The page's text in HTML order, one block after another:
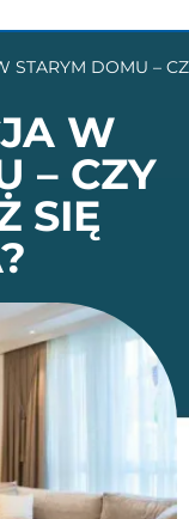
STARYM DOMU –
W
– CZY
SIĘ